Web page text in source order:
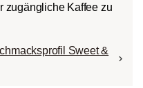
zugängliche Kaffee zu
Sweet &